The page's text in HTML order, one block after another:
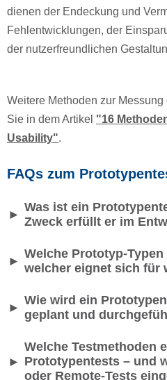
dienen der Endeckung und
Fehlentwicklungen, der
der nutzerfreundlichen
Weitere Methoden zur
Sie in dem Artikel "16
Usability".
FAQs zum
►
Was ist ein
Zweck erfüllt er im
►
Welche Prototyp-Typen
welcher eignet sich für
►
Wie wird ein
geplant und
►
Welche Testmethoden
Prototypentests – und
oder Remote-Tests